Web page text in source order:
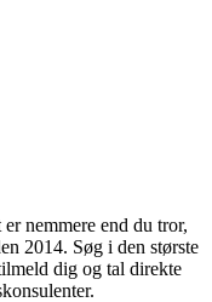
nemmere end du tror,
2014. Søg i den største
dig og tal direkte